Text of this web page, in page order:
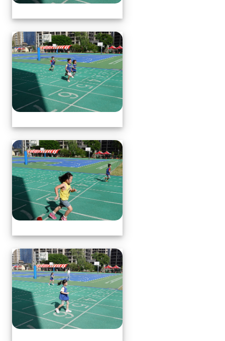
體育表演會(全員賽跑會前賽)
體育表演會(全員賽跑會前賽)
體育表演會(全員賽跑會前賽)